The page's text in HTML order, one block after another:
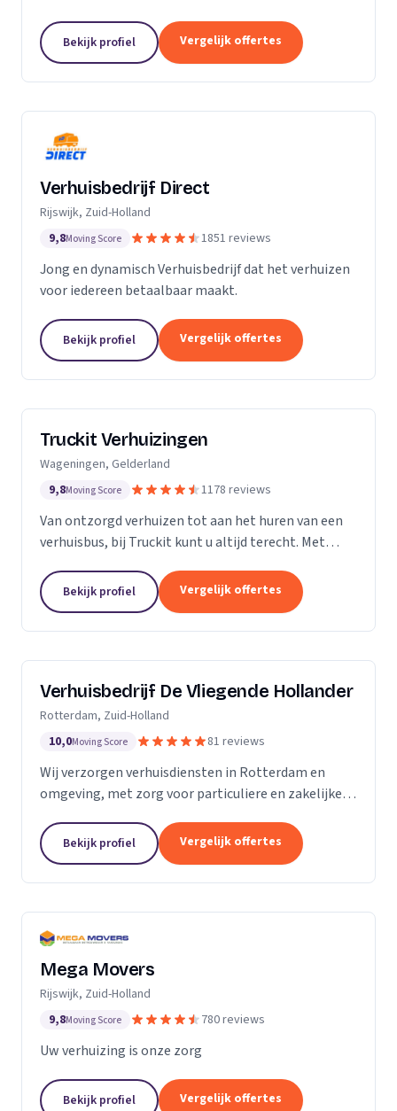
opslag van inboedel, de- en montageservice,...
Bekijk profiel Vergelijk offertes
Verhuisbedrijf Direct
Rijswijk, Zuid-Holland
9,8Moving Score 1851 reviews
Jong en dynamisch Verhuisbedrijf dat het verhuizen
voor iedereen betaalbaar maakt.
Bekijk profiel Vergelijk offertes
Truckit Verhuizingen
Wageningen, Gelderland
9,8Moving Score 1178 reviews
Van ontzorgd verhuizen tot aan het huren van een
verhuisbus, bij Truckit kunt u altijd terecht. Met
klanten geholpen door heel Nederland.
Bekijk profiel Vergelijk offertes
Verhuisbedrijf De Vliegende Hollander
Rotterdam, Zuid-Holland
10,0Moving Score 81 reviews
Wij verzorgen verhuisdiensten in Rotterdam en
omgeving, met zorg voor particuliere en zakelijke
Bekijk profiel Vergelijk offertes
Mega Movers
Rijswijk, Zuid-Holland
9,8Moving Score 780 reviews
Uw verhuizing is onze zorg
Bekijk profiel Vergelijk offertes